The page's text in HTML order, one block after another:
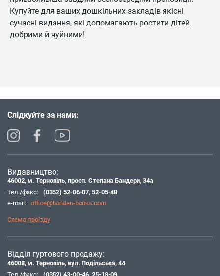
Купуйте для ваших дошкільних закладів якісні
сучасні видання, які допомагають ростити дітей
добрими й чуйними!
Слідкуйте за нами:
Видавництво:
46002, м. Тернопіль, просп. Степана Бандери, 34а
Тел./факс:
(0352) 52-06-07, 52-05-48
e-mail:
office@bohdan-books.com
Схема проїзду
Відділ гуртового продажу:
46008, м. Тернопіль, вул. Подільська, 44
Тел./факс:
(0352) 43-00-46, 25-18-09